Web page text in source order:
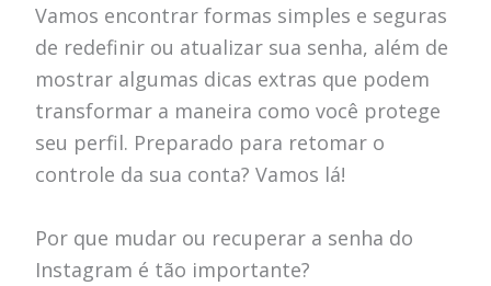
Vamos encontrar formas simples e seguras
de redefinir ou atualizar sua senha, além de
mostrar algumas dicas extras que podem
transformar a maneira como você protege
seu perfil. Preparado para retomar o
controle da sua conta? Vamos lá!
Por que mudar ou recuperar a senha do
Instagram é tão importante?